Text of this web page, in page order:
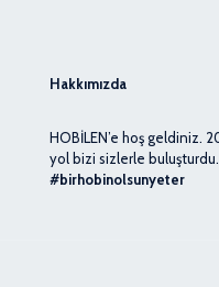
Hakkımızda
HOBİLEN’e hoş geldiniz.
yol bizi sizlerle buluşturdu.
#birhobinolsunyeter